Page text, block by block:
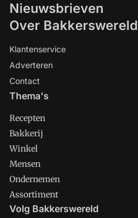
Nieuwsbrieven
Over Bakkerswereld
Klantenservice
Adverteren
Contact
Thema's
Recepten
Bakkerij
Winkel
Mensen
Ondernemen
Assortiment
Volg Bakkerswereld